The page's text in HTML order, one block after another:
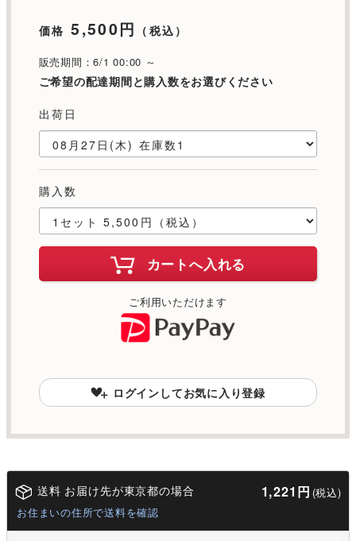
価格 5,500円 （税込）
販売期間：6/1 00:00 ～
ご希望の配達期間と購入数をお選びください
出荷日
購入数
カートへ入れる
ご利用いただけます
ログインしてお気に入り登録
送料 お届け先が東京都の場合 1,221円 (税込)
お住まいの住所で送料を確認